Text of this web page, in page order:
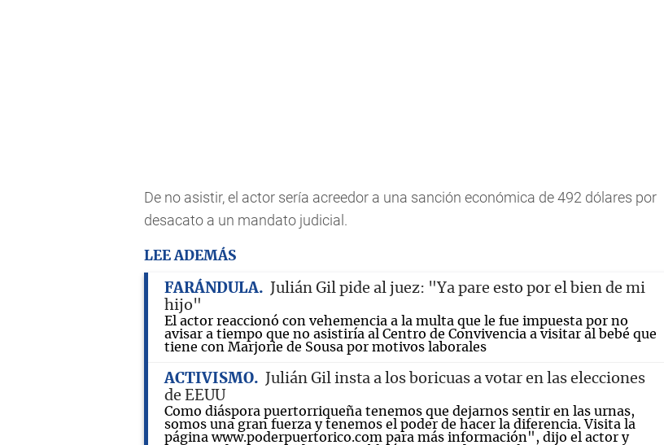
De no asistir, el actor sería acreedor a una sanción económica de 492 dólares por
desacato a un mandato judicial.
LEE ADEMÁS
FARÁNDULA
Julián Gil pide al juez: "Ya pare esto por el bien de mi
hijo"
El actor reaccionó con vehemencia a la multa que le fue impuesta por no
avisar a tiempo que no asistiría al Centro de Convivencia a visitar al bebé que
tiene con Marjorie de Sousa por motivos laborales
ACTIVISMO
Julián Gil insta a los boricuas a votar en las elecciones
de EEUU
Como diáspora puertorriqueña tenemos que dejarnos sentir en las urnas,
somos una gran fuerza y tenemos el poder de hacer la diferencia. Visita la
página www.poderpuertorico.com para más información", dijo el actor y